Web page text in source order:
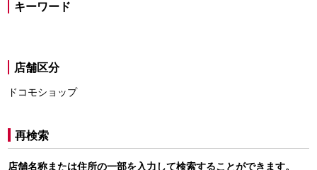
キーワード
店舗区分
ドコモショップ
再検索
店舗名称または住所の一部を入力して検索することができます。